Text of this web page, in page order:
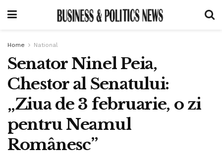
Home National
Senator Ninel Peia,
Chestor al Senatului:
„Ziua de 3 februarie, o zi
pentru Neamul
Românesc”